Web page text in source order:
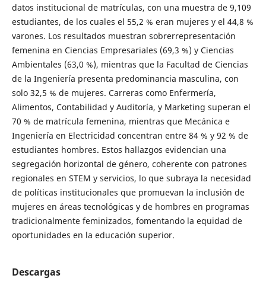
datos institucional de matrículas, con una muestra de 9,109
estudiantes, de los cuales el 55,2 % eran mujeres y el 44,8 %
varones. Los resultados muestran sobrerrepresentación
femenina en Ciencias Empresariales (69,3 %) y Ciencias
Ambientales (63,0 %), mientras que la Facultad de Ciencias
de la Ingeniería presenta predominancia masculina, con
solo 32,5 % de mujeres. Carreras como Enfermería,
Alimentos, Contabilidad y Auditoría, y Marketing superan el
70 % de matrícula femenina, mientras que Mecánica e
Ingeniería en Electricidad concentran entre 84 % y 92 % de
estudiantes hombres. Estos hallazgos evidencian una
segregación horizontal de género, coherente con patrones
regionales en STEM y servicios, lo que subraya la necesidad
de políticas institucionales que promuevan la inclusión de
mujeres en áreas tecnológicas y de hombres en programas
tradicionalmente feminizados, fomentando la equidad de
oportunidades en la educación superior.
Descargas